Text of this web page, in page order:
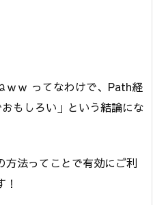
ｗｗ ってなわけで、Path経
もしろい」という結論にな
方法ってことで有効にご利